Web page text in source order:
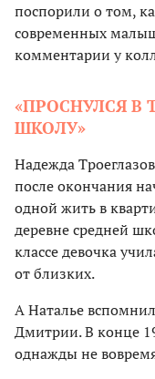
поспорили о том,
современных
комментарии у
«ПРОСНУЛСЯ В
ШКОЛУ»
Надежда
после окончания
одной жить в
деревне средней
классе девочка
от близких.
А Наталье
Дмитрии. В конце
однажды не